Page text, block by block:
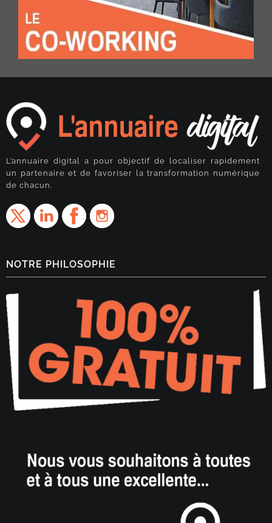
L’annuaire digital a pour objectif de localiser rapidement
un partenaire et de favoriser la transformation numérique
de chacun.
NOTRE PHILOSOPHIE